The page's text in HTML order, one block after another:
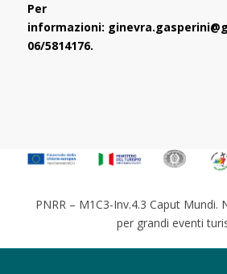
Per
informazioni:
06/5814176.
PNRR – M1C3-Inv.4.3 Caput Mundi.
per grandi eventi